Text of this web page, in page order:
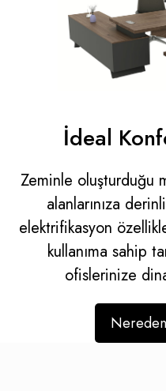
İdeal
Zeminle oluşturduğu
alanlarınıza
elektrifikasyon
kullanıma sahip
ofislerinize